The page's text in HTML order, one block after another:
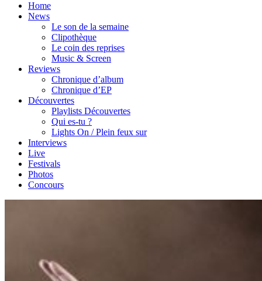
Home
News
Le son de la semaine
Clipothèque
Le coin des reprises
Music & Screen
Reviews
Chronique d’album
Chronique d’EP
Découvertes
Playlists Découvertes
Qui es-tu ?
Lights On / Plein feux sur
Interviews
Live
Festivals
Photos
Concours